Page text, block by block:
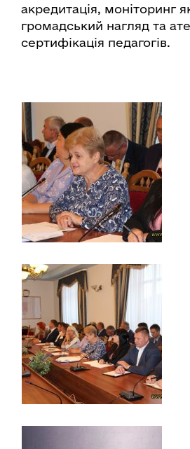
акредитація, моніторинг
громадський нагляд та
сертифікація педагогів.